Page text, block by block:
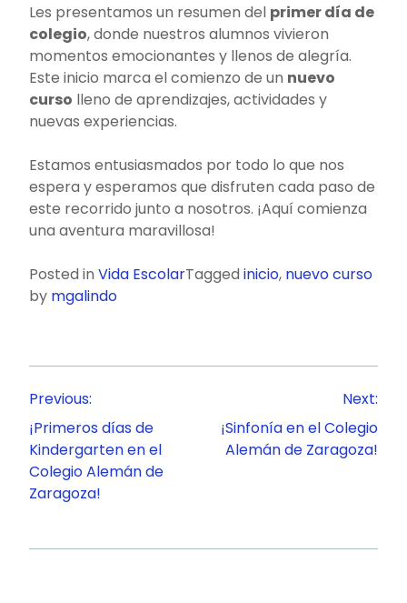
Les presentamos un resumen del primer día de
colegio, donde nuestros alumnos vivieron
momentos emocionantes y llenos de alegría.
Este inicio marca el comienzo de un nuevo
curso lleno de aprendizajes, actividades y
nuevas experiencias.
Estamos entusiasmados por todo lo que nos
espera y esperamos que disfruten cada paso de
este recorrido junto a nosotros. ¡Aquí comienza
una aventura maravillosa!
Posted in Vida EscolarTagged inicio, nuevo curso
by mgalindo
Navegación
de
entradas
Previous:
¡Primeros días de
Kindergarten en el
Colegio Alemán de
Zaragoza!
Next:
¡Sinfonía en el Colegio
Alemán de Zaragoza!